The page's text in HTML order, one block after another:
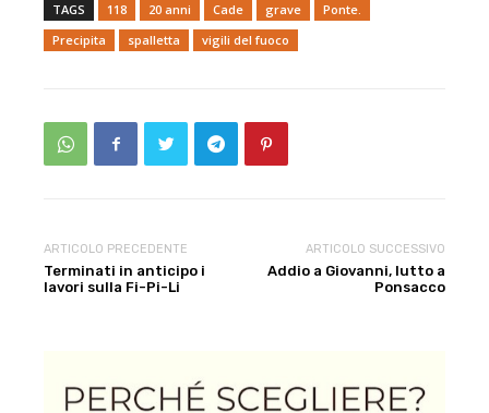
TAGS 118 20 anni Cade grave
Ponte.
Precipita
spalletta vigili del fuoco
ARTICOLO PRECEDENTE
Terminati in anticipo i
lavori sulla Fi-Pi-Li
ARTICOLO SUCCESSIVO
Addio a Giovanni, lutto a
Ponsacco